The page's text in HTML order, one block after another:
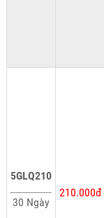
5GLQ210
30 Ngày
210.000đ